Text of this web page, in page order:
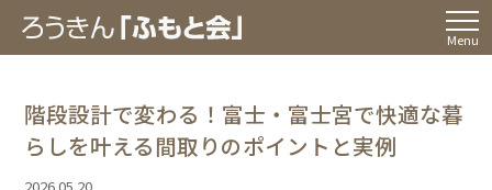
Menu
階段設計で変わる！富士・富士宮で快適な暮
らしを叶える間取りのポイントと実例